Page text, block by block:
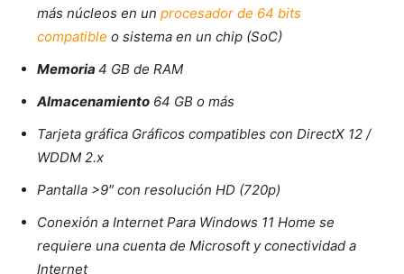
más núcleos en un procesador de 64 bits
compatible o sistema en un chip (SoC)
Memoria 4 GB de RAM
Almacenamiento 64 GB o más
Tarjeta gráfica Gráficos compatibles con DirectX 12 /
WDDM 2.x
Pantalla >9″ con resolución HD (720p)
Conexión a Internet Para Windows 11 Home se
requiere una cuenta de Microsoft y conectividad a
Internet